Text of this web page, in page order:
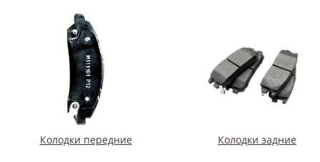
Колодки передние Колодки задние